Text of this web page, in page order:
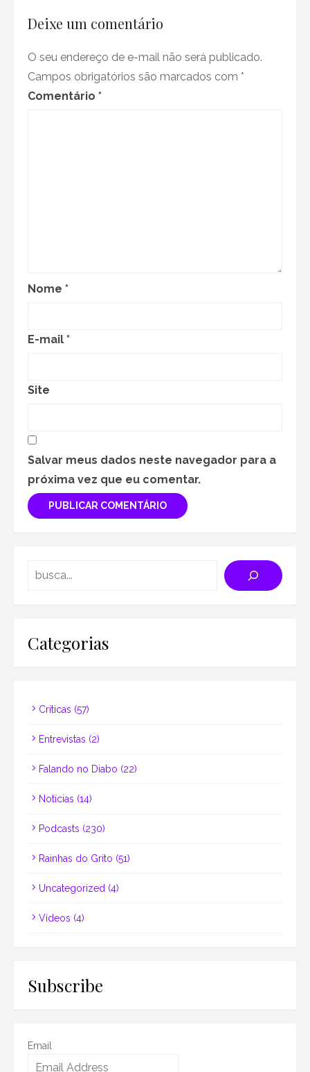
Deixe um comentário
O seu endereço de e-mail não será publicado.
Campos obrigatórios são marcados com *
Comentário *
Nome *
E-mail *
Site
Salvar meus dados neste navegador para a
próxima vez que eu comentar.
Categorias
Críticas (57)
Entrevistas (2)
Falando no Diabo (22)
Notícias (14)
Podcasts (230)
Rainhas do Grito (51)
Uncategorized (4)
Vídeos (4)
Subscribe
Email